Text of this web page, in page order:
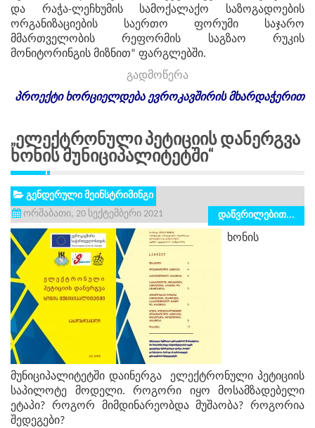
და რაჭა-ლეჩხუმის სამოქალაქო საზოგადოების
ორგანიზაციების საერთო ფორუმი საჯარო
მმართველობის რეფორმის საგზაო რუკის
მონიტორინგის მიზნით“ ფარგლებში.
გადმოწერა
პროექტი ხორციელდება ევროკავშირის მხარდაჭერით
„ელექტრონული Პეტიციის Დანერგვა
Ხონის Მუნიციპალიტეტში“
გენდერული მეინსტრიმინგი
ორშაბათი, 20 სექტემბერი 2021
დაწვრილებით...
ხონის
მუნიციპალიტეტში დაინერგა ელექტრონული პეტიციის
საპილოტე მოდელი. როგორი იყო მოსამზადებელი
ეტაპი? როგორ მიმდინარეობდა მუშაობა? როგორია
შედეგები?